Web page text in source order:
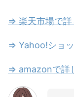
⇒ 楽天市場で詳
⇒ Yahoo!ショ
⇒ amazonで詳